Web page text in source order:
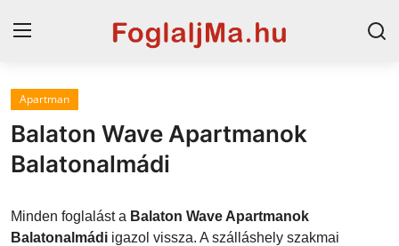
Horvát tengerpart
Magyarország
Szállások a Balatonon
Apartman
Balaton Wave Apartmanok
Balatonalmádi
Minden foglalást a Balaton Wave Apartmanok
Balatonalmádi igazol vissza. A szálláshely szakmai